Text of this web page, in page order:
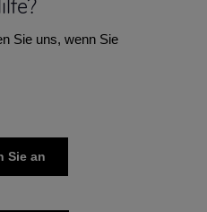
Sie uns, wenn Sie
Sie an